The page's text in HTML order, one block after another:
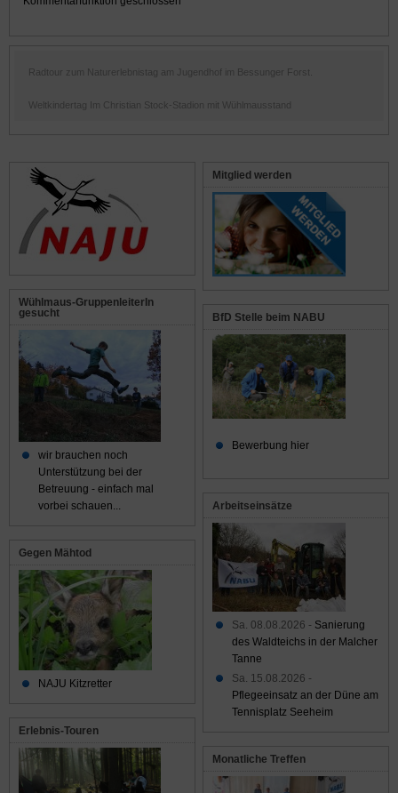
Radtour zum Naturerlebnistag am Jugendhof im Bessunger Forst.
Weltkindertag Im Christian Stock-Stadion mit Wühlmausstand
Mitglied werden
BfD Stelle beim NABU
Bewerbung hier
Arbeitseinsätze
Sa. 08.08.2026 - Sanierung
des Waldteichs in der Malcher
Tanne
Sa. 15.08.2026 -
Pflegeeinsatz an der Düne am
Tennisplatz Seeheim
Monatliche Treffen
Wühlmaus-GruppenleiterIn
gesucht
wir brauchen noch
Unterstützung bei der
Betreuung - einfach mal
vorbei schauen...
Gegen Mähtod
NAJU Kitzretter
Erlebnis-Touren